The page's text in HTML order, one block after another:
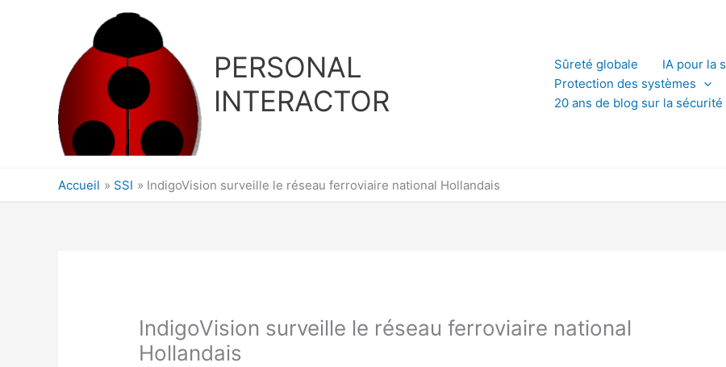
PERSONAL
INTERACTOR
Sûreté globale IA pour la
Protection des systèmes
20 ans de blog sur la
Accueil SSI IndigoVision surveille le réseau ferroviaire national Hollandais
IndigoVision surveille le réseau ferroviaire national
Hollandais